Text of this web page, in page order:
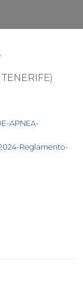
APNEA-
Reglamento-